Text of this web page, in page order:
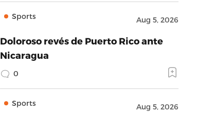
Sports Aug 5, 2026
Doloroso revés de Puerto Rico ante
Nicaragua
0
Sports Aug 5, 2026